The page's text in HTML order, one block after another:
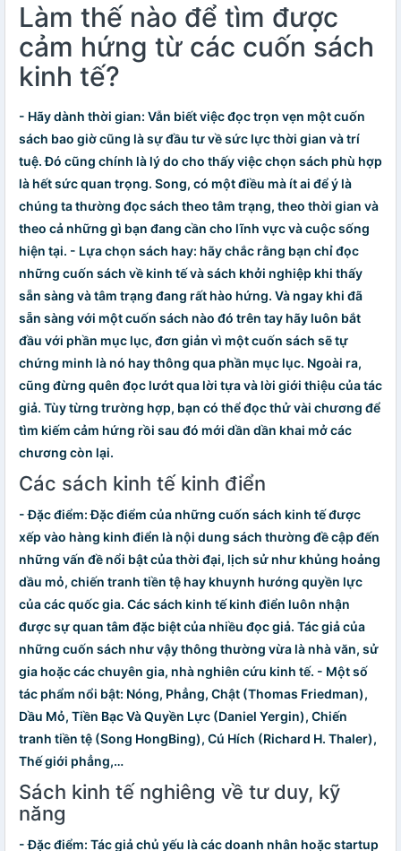
Làm thế nào để tìm được
cảm hứng từ các cuốn sách
kinh tế?
- Hãy dành thời gian: Vẫn biết việc đọc trọn vẹn một cuốn
sách bao giờ cũng là sự đầu tư về sức lực thời gian và trí
tuệ. Đó cũng chính là lý do cho thấy việc chọn sách phù hợp
là hết sức quan trọng. Song, có một điều mà ít ai để ý là
chúng ta thường đọc sách theo tâm trạng, theo thời gian và
theo cả những gì bạn đang cần cho lĩnh vực và cuộc sống
hiện tại. - Lựa chọn sách hay: hãy chắc rằng bạn chỉ đọc
những cuốn sách về kinh tế vàsách khởi nghiệp khi thấy
sẵn sàng và tâm trạng đang rất hào hứng. Và ngay khi đã
sẵn sàng với một cuốn sách nào đó trên tay hãy luôn bắt
đầu với phần mục lục, đơn giản vì một cuốn sách sẽ tự
chứng minh là nó hay thông qua phần mục lục. Ngoài ra,
cũng đừng quên đọc lướt qua lời tựa và lời giới thiệu của tác
giả. Tùy từng trường hợp, bạn có thể đọc thử vài chương để
tìm kiếm cảm hứng rồi sau đó mới dần dần khai mở các
chương còn lại.
Các sách kinh tế kinh điển
- Đặc điểm: Đặc điểm của những cuốn sách kinh tếđược
xếp vào hàng kinh điển là nội dung sách thường đề cập đến
những vấn đề nổi bật của thời đại, lịch sử như khủng hoảng
dầu mỏ, chiến tranh tiền tệ hay khuynh hướng quyền lực
của các quốc gia. Cácsách kinh tế kinh điển luôn nhận
được sự quan tâm đặc biệt của nhiều đọc giả. Tác giả của
những cuốn sách như vậy thông thường vừa là nhà văn, sử
gia hoặc các chuyên gia, nhà nghiên cứu kinh tế. - Một số
tác phẩm nổi bật: Nóng, Phẳng, Chật (Thomas Friedman),
Dầu Mỏ, Tiền Bạc Và Quyền Lực (Daniel Yergin), Chiến
tranh tiền tệ (Song HongBing), Cú Hích (Richard H. Thaler),
Thế giới phẳng,…
Sách kinh tế nghiêng về tư duy, kỹ
năng
- Đặc điểm: Tác giả chủ yếu là các doanh nhân hoặc startup